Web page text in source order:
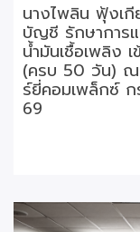
นางไพลิน ฟุ้งเกี
บัญชี รักษาการ
น้ำมันเชื้อเพลิง
(ครบ 50 วัน) ณ
ร์ยี่คอมเพล็กซ์
69